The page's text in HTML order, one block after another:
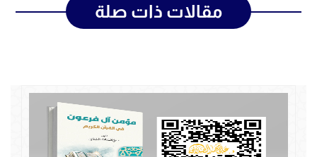
مقالات ذات صلة